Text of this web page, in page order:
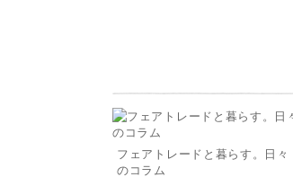
フェアトレードと暮らす。日々
のコラム